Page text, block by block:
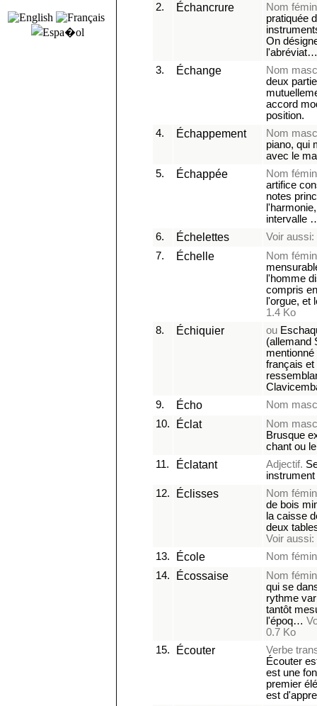
2.
Échancrure
Nom
pratiquée
On
3.
Échange
Nom
deux
accord
position.
4.
Échappement
Nom
piano, qui
avec le
5.
Échappée
Nom
artifice
notes
intervalle
6.
Échelettes Voir aussi:
7.
Échelle
Nom
l'homme
compris
l'orgue,
1.4 Ko
8.
Échiquier ou
(allemand
français et
9.
Écho
Nom
10.
Éclat
Nom
Brusque
chant ou
11.
Éclatant Adjectif.
12.
Éclisses
Nom
de bois
la caisse
deux
Voir aussi:
13.
École
Nom
14.
Écossaise
Nom
qui se
rythme
tantôt
l'époq…
0.7 Ko
15.
Écouter
Verbe
Écouter
est une
premier
est